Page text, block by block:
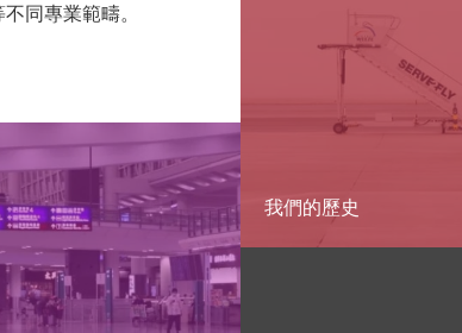
同專業範疇。
我們的歷史